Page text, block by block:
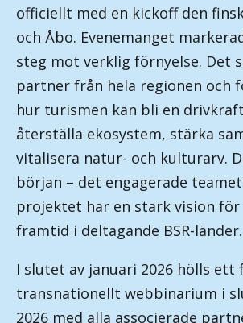
officiellt med en kickoff den
och Åbo. Evenemanget
steg mot verklig förnyelse. Det
partner från hela regionen och
hur turismen kan bli en
återställa ekosystem, stärka
vitalisera natur- och kulturarv.
början – det engagerade
projektet har en stark vision
framtid i deltagande BSR-länder.
I slutet av januari 2026 hölls ett
transnationellt webbinarium i
2026 med alla associerade